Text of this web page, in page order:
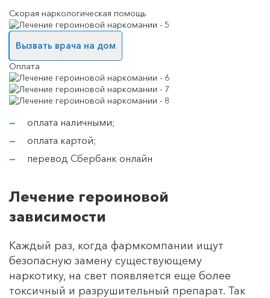
Скорая наркологическая помощь
Вызвать врача на дом
Оплата
оплата наличными;
оплата картой;
перевод Сбербанк онлайн
Лечение героиновой
зависимости
Каждый раз, когда фармкомпании ищут
безопасную замену существующему
наркотику, на свет появляется еще более
токсичный и разрушительный препарат. Так